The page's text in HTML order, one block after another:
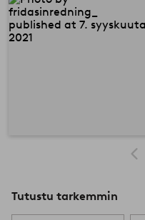
Tutustu tarkemmin